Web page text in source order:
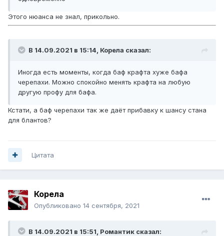
Этого нюанса не знал, прикольно.
В 14.09.2021 в 15:14, Корела сказал:
Иногда есть моменты, когда баф крафта хуже бафа
черепахи. Можно спокойно менять крафта на любую
другую профу для бафа.
Кстати, а баф черепахи так же даёт прибавку к шансу стана
для блантов?
Цитата
Корела
Опубликовано 14 сентября, 2021
В 14.09.2021 в 15:51, Романтик сказал: